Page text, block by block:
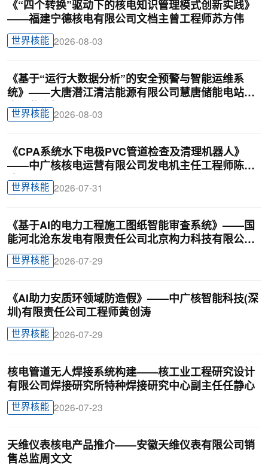
《“四个转换”驱动下的核电知识管理模式创新实践》
——福建宁德核电有限公司文档主曾工程师苏方伟
世界核能 2026-08-03
《基于“运行大数据分析”的安全预警与智能运维系
统》——大唐潜江清洁能源有限公司慧唐储能电站负
责人戴迎根
世界核能 2026-08-03
《CPA系统水下电极PVC管道检查及清理机器人》
——中广核核电运营有限公司发电机主任工程师陈俊
达
世界核能 2026-07-31
《基于AI的电力工程施工图纸智能审查系统》——国
能河北沧东发电有限责任公司北京构力科技有限公司
BIM曾理咨询罗晟威
世界核能 2026-07-29
《AI助力安质环领域防造假》——中广核智能科技(深
圳)有限责任公司工程师黄创涛
世界核能 2026-07-29
核电管道无人焊接系统构建——核工业工程研究设计
有限公司焊接研究所特种焊接研究中心副主任任静心
世界核能 2026-07-23
天维仪表核电产品推介——安徽天维仪表有限公司销
售总监周文文